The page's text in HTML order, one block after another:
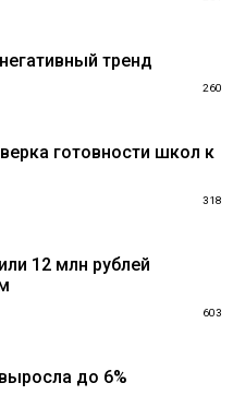
тренд
260
готовности школ к
318
12 млн рублей
603
до 6%